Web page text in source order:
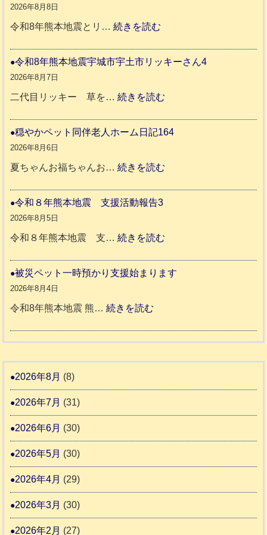
2026年8月8日
令和8年熊本地震とリ…続きを読む
和
年
本
援
市
氷
令和8年熊本地震宇城市宇土市リッキーさん4
2026年8月7日
二代目リッキー 草を…続きを読む
和
城
市
市
ッ
さ
穏やかペット同伴老人ホーム日記164
2026年8月6日
夏ちゃんお福ちゃんお…続きを読む
ト
人
記
4
令和８年熊本地震 支援活動報告3
2026年8月5日
令和８年熊本地震 支…続きを読む
和
被災ペット一時預かり支援始まります
2026年8月4日
令和8年熊本地震 熊…続きを読む
災
ト
預
支
2026年8月 (8)
2026年7月 (31)
2026年6月 (30)
2026年5月 (30)
2026年4月 (29)
2026年3月 (30)
2026年2月 (27)